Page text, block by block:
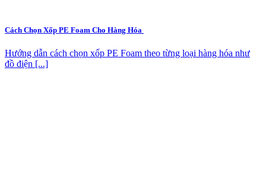
Cách Chọn Xốp PE Foam Cho Hàng Hóa
Hướng dẫn cách chọn xốp PE Foam theo từng loại hàng hóa như
đồ điện [...]